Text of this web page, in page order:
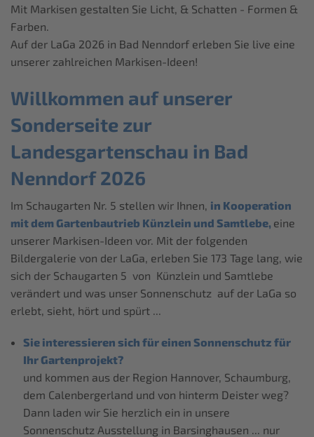
Mit Markisen gestalten Sie Licht, & Schatten - Formen &
Farben.
Auf der LaGa 2026 in Bad Nenndorf erleben Sie live eine
unserer zahlreichen Markisen-Ideen!
Willkommen auf unserer
Sonderseite zur
Landesgartenschau in Bad
Nenndorf 2026
Im Schaugarten Nr. 5 stellen wir Ihnen, in Kooperation
mit dem Gartenbautrieb Künzlein und Samtlebe, eine
unserer Markisen-Ideen vor. Mit der folgenden
Bildergalerie von der LaGa, erleben Sie 173 Tage lang, wie
sich der Schaugarten 5 von Künzlein und Samtlebe
verändert und was unser Sonnenschutz auf der LaGa so
erlebt, sieht, hört und spürt ...
Sie interessieren sich für einen Sonnenschutz für
Ihr Gartenprojekt?
und kommen aus der Region Hannover, Schaumburg,
dem Calenbergerland und von hinterm Deister weg?
Dann laden wir Sie herzlich ein in unsere
Sonnenschutz Ausstellung in Barsinghausen ... nur